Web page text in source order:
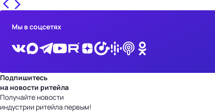
Мы в соцсетях
Подпишитесь
на новости ритейла
Получайте новости
индустрии ритейла первым!